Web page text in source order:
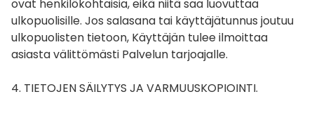
ovat henkilökohtaisia, eikä niitä saa luovuttaa
ulkopuolisille. Jos salasana tai käyttäjätunnus joutuu
ulkopuolisten tietoon, Käyttäjän tulee ilmoittaa
asiasta välittömästi Palvelun tarjoajalle.
4. TIETOJEN SÄILYTYS JA VARMUUSKOPIOINTI.